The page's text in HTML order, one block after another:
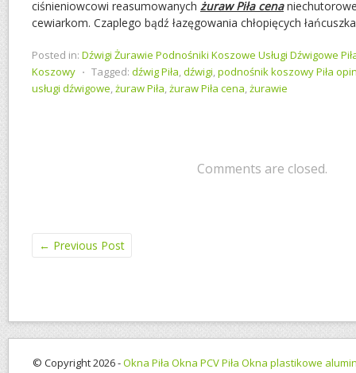
ciśnieniowcowi reasumowanych żuraw Piła cena
cewiarkom. Czaplego bądź łazęgowania chłopięcych
Posted in: Dźwigi Żurawie Podnośniki Koszowe Usługi Dźwigowe
Koszowy ⋅ Tagged: dźwig Piła,dźwigi,podnośnik koszowy Piła
usługi dźwigowe,żuraw Piła,żuraw Piła cena,żurawie
Comments are closed.
← Previous Post
© Copyright 2026 -Okna Piła Okna PCV Piła Okna plastikowe